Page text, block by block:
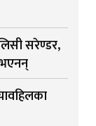
सरेण्डर,